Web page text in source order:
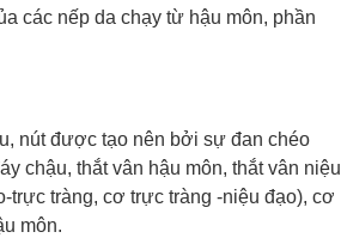
các nếp da chạy từ hậu môn, phần
nút được tạo nên bởi sự đan chéo
chậu, thắt vân hậu môn, thắt vân niệu
trực tràng, cơ trực tràng -niệu đạo), cơ
môn.